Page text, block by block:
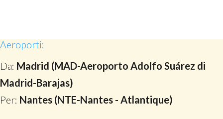
Aeroporti:
Da: Madrid (MAD-Aeroporto Adolfo Suárez di
Madrid-Barajas)
Per: Nantes (NTE-Nantes - Atlantique)